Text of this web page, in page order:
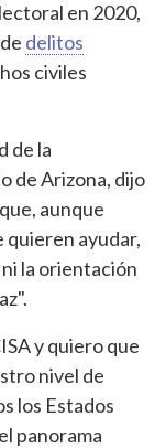
en 2020,
delitos
civiles
de la
de Arizona, dijo
aunque
quieren ayudar,
la orientación
y quiero que
nivel de
los Estados
panorama